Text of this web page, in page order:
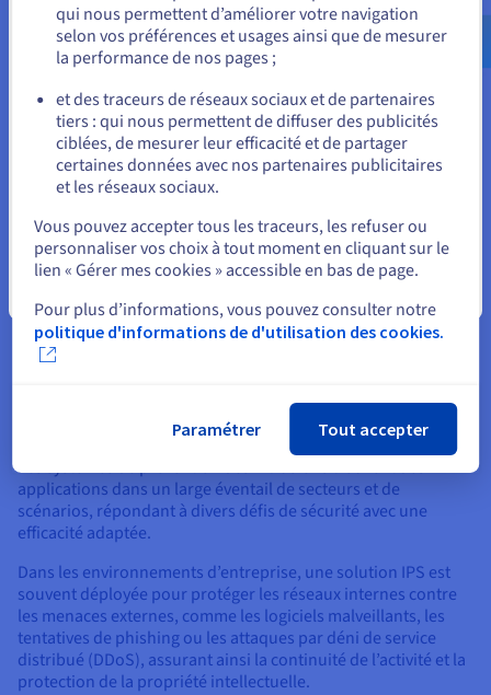
secteur en démontrant des mesures actives de protection des
données sensibles, ce qui est souvent une exigence pour les
audits ou les certifications.
De plus, une solution IPS peut s'adapter à l'évolution des
menaces grâce à des mises à jour régulières et à l'intégration
avec les renseignements sur les menaces, assurant ainsi une
résilience à long terme contre les attaques sophistiquées. En
fin de compte, la tranquillité d'esprit qui découle du fait de
savoir que des activités malveillantes sont activement
bloquées favorise la confiance entre les parties prenantes, les
clients et les partenaires, renforçant ainsi l'engagement de
l'organisation envers la cybersécurité.
Cas d'utilisation et applications
Les systèmes de prévention des intrusions trouvent des
applications dans un large éventail de secteurs et de
scénarios, répondant à divers défis de sécurité avec une
efficacité adaptée.
Dans les environnements d’entreprise, une solution IPS est
souvent déployée pour protéger les réseaux internes contre
les menaces externes, comme les logiciels malveillants, les
tentatives de phishing ou les attaques par déni de service
distribué (DDoS), assurant ainsi la continuité de l’activité et la
protection de la propriété intellectuelle.
us.ovhcloud.com/ Anglais USD - $
ou
Rester sur le site actuel
Sélectionner un autre site web
qui nous permettent d’améliorer votre navigation
selon vos préférences et usages ainsi que de mesurer
la performance de nos pages ;
et des traceurs de réseaux sociaux et de partenaires
tiers : qui nous permettent de diffuser des publicités
ciblées, de mesurer leur efficacité et de partager
certaines données avec nos partenaires publicitaires
et les réseaux sociaux.
Vous pouvez accepter tous les traceurs, les refuser ou
personnaliser vos choix à tout moment en cliquant sur le
lien « Gérer mes cookies » accessible en bas de page.
Pour plus d’informations, vous pouvez consulter notre
politique d'informations de d'utilisation des cookies.
Paramétrer Tout accepter